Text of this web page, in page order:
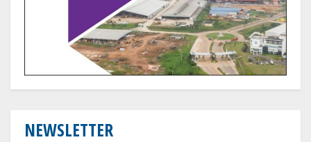
NEWSLETTER